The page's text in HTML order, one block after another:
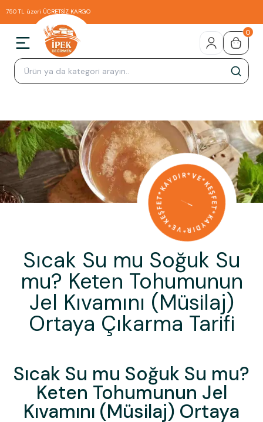
750 TL üzeri ÜCRETSİZ KARGO
0
Sıcak Su mu Soğuk Su
mu? Keten Tohumunun
Jel Kıvamını (Müsilaj)
Ortaya Çıkarma Tarifi
Sıcak Su mu Soğuk Su mu?
Keten Tohumunun Jel
Kıvamını (Müsilaj) Ortaya